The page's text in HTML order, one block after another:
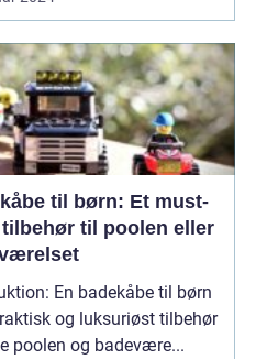
til børn: Et must-
til poolen eller
En badekåbe til børn
og luksuriøst tilbehør
poolen og badevære...